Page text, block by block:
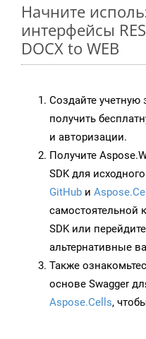
Начните
интерфейсы
DOCX to WEB
Создайте учетную
получить
и авторизации.
Получите
SDK для
GitHub и
самостоятельной
SDK или
альтернативные
Также
основе Swagger
Aspose.Cells,